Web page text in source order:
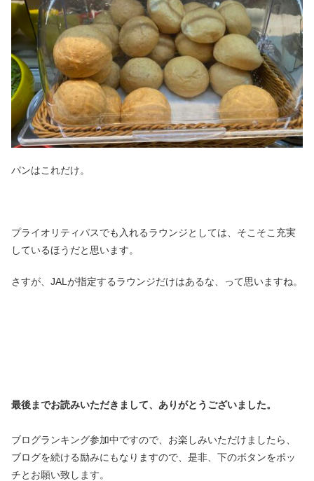
パンはこれだけ。
プライオリティパスでも入れるラウンジとしては、そこそこ充実
しているほうだと思います。
さすが、JALが指定するラウンジだけはあるな、って思いますね。
最後までお読みいただきまして、ありがとうございました。
ブログランキング参加中ですので、お楽しみいただけましたら、
ブログを続ける励みにもなりますので、是非、下のボタンをポッ
チとお願い致します。